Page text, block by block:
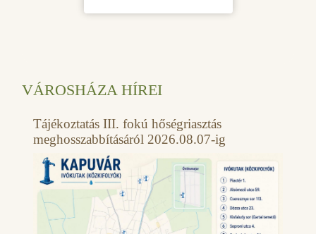
VÁROSHÁZA HÍREI
Tájékoztatás III. fokú hőségriasztás
meghosszabbításáról 2026.08.07-ig